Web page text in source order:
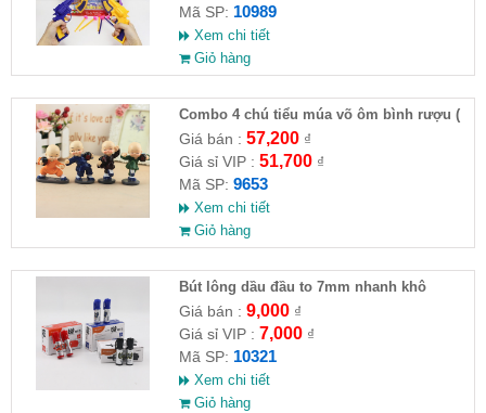
Mã SP: 10989
Xem chi tiết
Giỏ hàng
Combo 4 chú tiểu múa võ ôm bình rượu (
HĐ )
Giá bán : 57,200₫
Giá sỉ VIP : 51,700₫
Mã SP: 9653
Xem chi tiết
Giỏ hàng
Bút lông dầu đầu to 7mm nhanh khô
Giá bán : 9,000₫
Giá sỉ VIP : 7,000₫
Mã SP: 10321
Xem chi tiết
Giỏ hàng